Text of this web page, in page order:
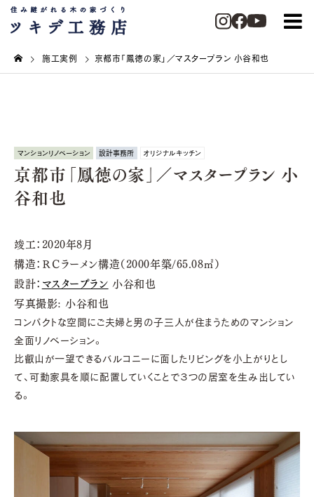
施工実例 京都市「鳳徳の家」／マスタープラン 小谷和也
マンションリノベーション 設計事務所 オリジナルキッチン
京都市「鳳徳の家」／マスタープラン 小
谷和也
竣工：2020年8月
構造：ＲＣラーメン構造（2000年築/65.08㎡）
設計： マスタープラン 小谷和也
写真撮影: 小谷和也
コンパクトな空間にご夫婦と男の子三人が住まうためのマンション
全面リノベーション。
比叡山が一望できるバルコニーに面したリビングを小上がりとし
て、可動家具を順に配置していくことで３つの居室を生み出してい
る。